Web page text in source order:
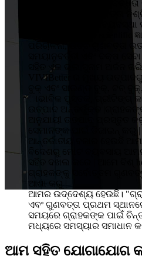
ଗ୍ରାହକଙ୍କ ପାଇଁ ପ୍ରତିବଦ୍ଧତା
|ଆମେ ISO9001 ଗୁଣବତ୍ତା
ପରିବେଶ ପରିଚାଳନା
ଗ୍ରାହକଙ୍କ ଠାରୁ ବ scientific
ପରିଚାଳନା, ଉଚ୍ଚ ଗୁଣବତ୍ତା
ସମୟାନୁବର୍ତ୍ତୀ ଏବଂ ଦକ୍ଷ
ସହିତ ଏକ ଭଲ ସୁନାମ ଅର୍ଜନ
VIVIBetter ର ମୁଖ୍ୟ
ବୁକ୍ ଏବଂ ସାଉଣ୍ଡ ବୁକ୍, ଟଚ୍
ାଭାବିକ ପୁସ୍ତକ, ଗ୍ରୀଟିଙ୍ଗ୍
ଉତ୍ପାଦ ଅନ୍ତର୍ଭୁକ୍ତ
ଅନୁଯାୟୀ ଉତ୍ପାଦ ପ୍ରସ୍ତୁତ
ସେମାନଙ୍କ ପାଇଁ ଡିଜାଇନ୍ କରୁ |
ଆନ୍ତର୍ଜାତୀୟ ବଜାର ହେଉଛି
ବିଦେଶରୁ ମୋଟ ବ୍ୟବସାୟ
ସହିତ ଦଖଲ କରେ | ଆମେ ବିଶ୍
ଗ୍ରାହକଙ୍କୁ ସର୍ବୋତ୍ତମ
ଆମର ଉଦ୍ଦେଶ୍ୟ ହେଉଛି।
ଏବଂ ଗୁଣବତ୍ତା ପ୍ରଥମ
ସମୟରେ ଗ୍ରାହକଙ୍କ ପାଇଁ
ମଧ୍ୟରେ ସମସ୍ୟାର ସମାଧାନ
ଆମ ସହିତ ଯୋଗାଯୋଗ